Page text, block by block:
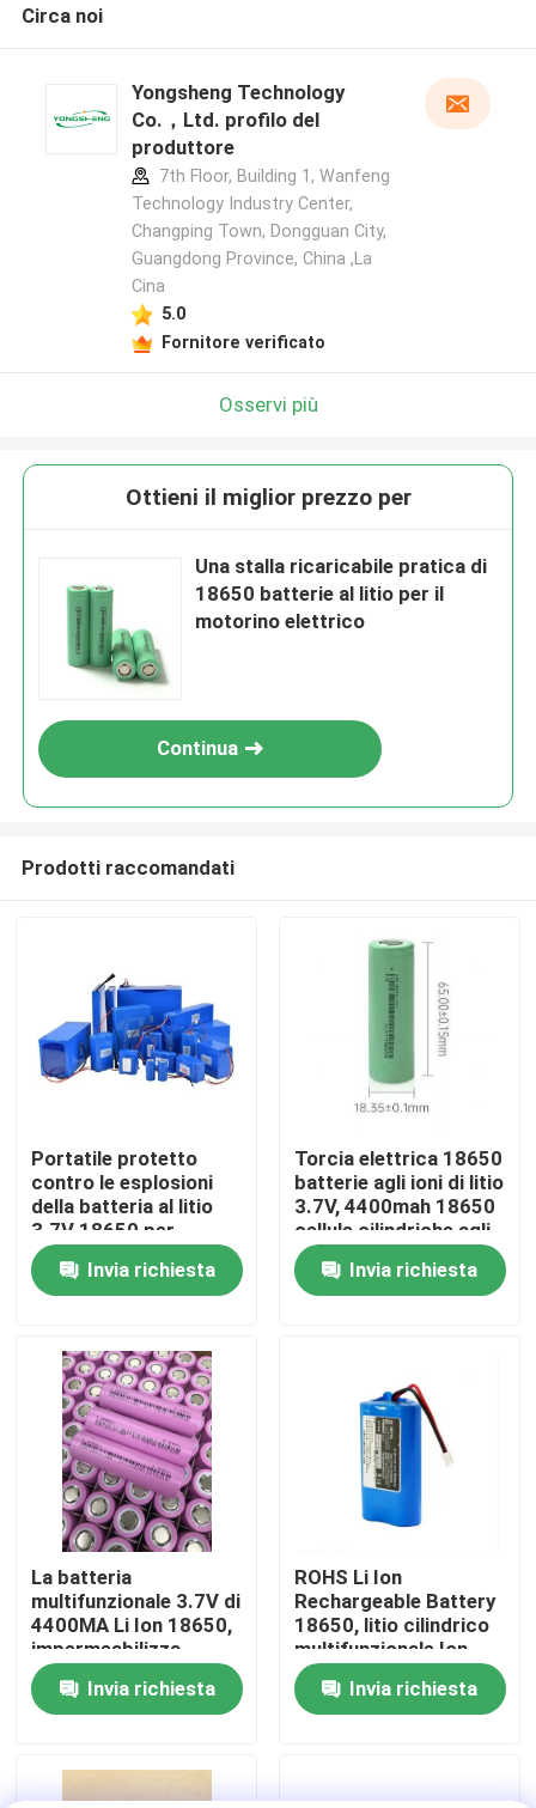
Prodotti
Video
Giro della fabbrica
Controllo di qualità
Contatto Stati Uniti
Notizie
Richieda una citazione
Centrale elettrica portatile solare
Circa noi
Yongsheng Technology
Co.，Ltd. profilo del
produttore
7th Floor, Building 1, Wanfeng
Technology Industry Center,
Changping Town, Dongguan City,
Guangdong Province, China ,La
Cina
5.0
Fornitore verificato
Osservi più
Ottieni il miglior prezzo per
Una stalla ricaricabile pratica di
18650 batterie al litio per il
motorino elettrico
Continua
Prodotti raccomandati
Portatile protetto
contro le esplosioni
della batteria al litio
3.7V 18650 per
l'elicottero
Invia richiesta
Torcia elettrica 18650
batterie agli ioni di litio
3.7V, 4400mah 18650
cellule cilindriche agli
ioni di litio
Invia richiesta
La batteria
multifunzionale 3.7V di
4400MA Li Ion 18650,
impermeabilizza
18650 il litio Ion Cells
Invia richiesta
ROHS Li Ion
Rechargeable Battery
18650, litio cilindrico
multifunzionale Ion
Cell
Invia richiesta